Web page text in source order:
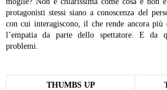
protagonisti stessi siano a conoscenza del
con cui interagiscono, il che rende ancora
l’empatia da parte dello spettatore. E da
problemi.
THUMBS UP